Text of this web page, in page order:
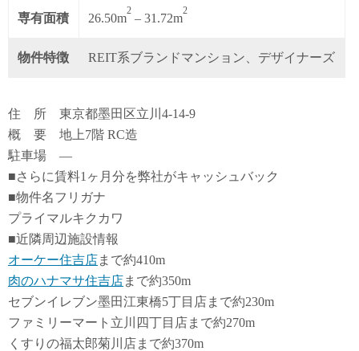
専有面積 26.50m
2
– 31.72m
2
物件特徴 REIT系ブランドマンション、デザイナーズ
住 所 東京都墨田区立川4-14-9
概 要 地上7階 RC造
駐車場 ―
■さらに賃料1ヶ月分を弊社がキャッシュバック
■物件名フリガナ
プライマルキクカワ
■近隣周辺施設情報
オーケー住吉店まで約410m
肉のハナマサ住吉店まで約350m
セブンイレブン墨田江東橋5丁目店まで約230m
ファミリーマート立川四丁目店まで約270m
くすりの福太郎菊川店まで約370m